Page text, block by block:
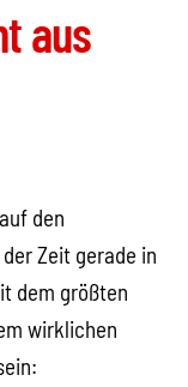
aus
den
Zeit gerade in
dem größten
wirklichen